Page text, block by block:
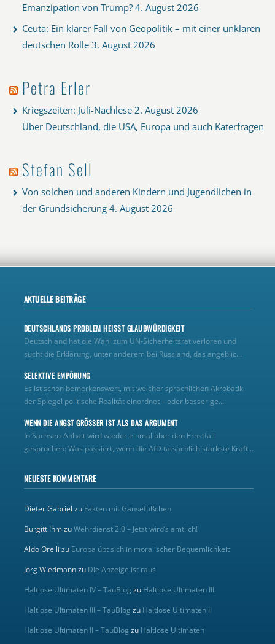
Emanzipation von Trump? 4. August 2026
Ceuta: Ein klarer Fall von Geopolitik – mit einer unklaren
deutschen Rolle 3. August 2026
Petra Erler
Kriegszeiten: Juli-Nachlese 2. August 2026
Über Deutschland, die USA, Europa und auch Katerfragen
Stefan Sell
Von solchen und anderen Kindern und Jugendlichen in
der Grundsicherung 4. August 2026
AKTUELLE BEITRÄGE
DEUTSCHLANDS PROBLEM HEISST GLAUBWÜRDIGKEIT
Deutschland hat die Wahl zum UN‑Sicherheitsrat verloren und
sucht die Erklärung, unter anderem bei Russland, das angeblic...
SELEKTIVE EMPÖRUNG
Es ist schon bemerkenswert, mit welcher sprachlichen Akrobatik
der Spiegel politische Realität einordnet – oder besser ge...
WENN DIE ANGST GRÖSSER IST ALS DAS ARGUMENT
In Sachsen-Anhalt wird wieder einmal über den Ernstfall
gesprochen: Was passiert, wenn die AfD tatsächlich stärkste Kraft...
NEUESTE KOMMENTARE
Dieter Gabriel zu Fakten mit Gänsefüßchen
Burgitt IhmzuWehrdienst 2.0 – Jetzt wird’s amtlich!
Aldo Orelli zu Europa übt sich in moralischer Bequemlichkeit
Jörg Wiedmannzu Die Anzeige ist raus
Haltlose Ultimaten IV – TauBlog zu Haltlose Ultimaten III
Haltlose Ultimaten III – TauBlog zu Haltlose Ultimaten II
Haltlose Ultimaten II – TauBlog zu Haltlose Ultimaten